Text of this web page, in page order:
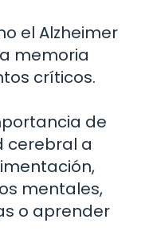
el Alzheimer
memoria
críticos.
de
cerebral a
mentales,
o aprender